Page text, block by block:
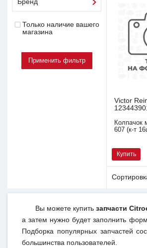
Бренд
Только наличие вашего
магазина
Victor
Колпачок
607 (к-т
Купить
Вы можете купитьзапчасти
а затем нужно будет заполнить
Подборка популярных запчастей
большинства пользователей.